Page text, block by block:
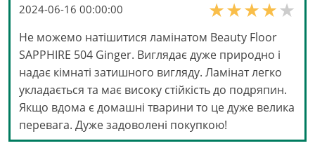
2024-06-16 00:00:00
Не можемо натішитися ламінатом Beauty Floor
SAPPHIRE 504 Ginger. Виглядає дуже природно і
надає кімнаті затишного вигляду. Ламінат легко
укладається та має високу стійкість до подряпин.
Якщо вдома є домашні тварини то це дуже велика
перевага. Дуже задоволені покупкою!